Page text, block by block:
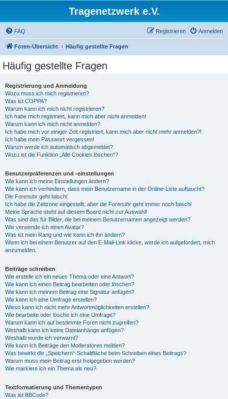
Tragenetzwerk e.V.
FAQ Anmelden
Registrieren
Foren-Übersicht Häufig gestellte Fragen
Häufig gestellte Fragen
Registrierung und Anmeldung
Wozu muss ich mich registrieren?
Was ist COPPA?
Warum kann ich mich nicht registrieren?
Ich habe mich registriert, kann mich aber nicht anmelden!
Warum kann ich mich nicht anmelden?
Ich habe mich vor einiger Zeit registriert, kann mich aber nicht mehr anmelden?!
Ich habe mein Passwort vergessen!
Warum werde ich automatisch abgemeldet?
Wozu ist die Funktion „Alle Cookies löschen“?
Benutzerpräferenzen und -einstellungen
Wie kann ich meine Einstellungen ändern?
Wie kann ich verhindern, dass mein Benutzername in der Online-Liste auftaucht?
Die Forenuhr geht falsch!
Ich habe die Zeitzone eingestellt, aber die Forenuhr geht immer noch falsch!
Meine Sprache steht auf diesem Board nicht zur Auswahl!
Was sind das für Bilder, die bei meinem Benutzernamen angezeigt werden?
Wie verwende ich einen Avatar?
Was ist mein Rang und wie kann ich ihn ändern?
Wenn ich bei einem Benutzer auf den E-Mail-Link klicke, werde ich aufgefordert, mich
anzumelden.
Beiträge schreiben
Wie erstelle ich ein neues Thema oder eine Antwort?
Wie kann ich einen Beitrag bearbeiten oder löschen?
Wie kann ich meinem Beitrag eine Signatur anfügen?
Wie kann ich eine Umfrage erstellen?
Wieso kann ich nicht mehr Antwortmöglichkeiten erstellen?
Wie bearbeite oder lösche ich eine Umfrage?
Warum kann ich auf bestimmte Foren nicht zugreifen?
Weshalb kann ich keine Dateianhänge anfügen?
Weshalb wurde ich verwarnt?
Wie kann ich Beiträge den Moderatoren melden?
Was bewirkt die „Speichern“-Schaltfläche beim Schreiben eines Beitrags?
Warum muss mein Beitrag erst freigegeben werden?
Wie markiere ich ein Thema als neu?
Textformatierung und Thementypen
Was ist BBCode?